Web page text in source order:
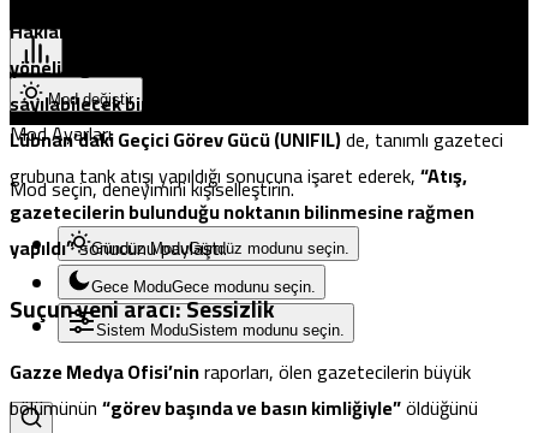
Mod değiştir
Mod Ayarları
Mod seçin, deneyimini kişiselleştirin.
Gündüz ModuGündüz modunu seçin.
Gece ModuGece modunu seçin.
Sistem ModuSistem modunu seçin.
Hakları İzleme Örgütü (HRW)
yönelik, görünürde kasten yapılan ve bu haliyle savaş suçu
sayılabilecek bir eylem”
Lübnan’daki Geçici Görev Gücü (UNIFIL)de, tanımlı gazeteci
grubuna tank atışı yapıldığı sonucuna işaret ederek,“Atış,
gazetecilerin bulunduğu noktanın bilinmesine rağmen
yapıldı”sonucunu paylaştı.
Suçun yeni aracı: Sessizlik
Gazze Medya Ofisi’ninraporları, ölen gazetecilerin büyük
bölümünün“görev başında ve basın kimliğiyle”öldüğünü